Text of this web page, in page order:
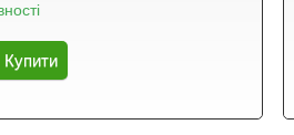
Купити